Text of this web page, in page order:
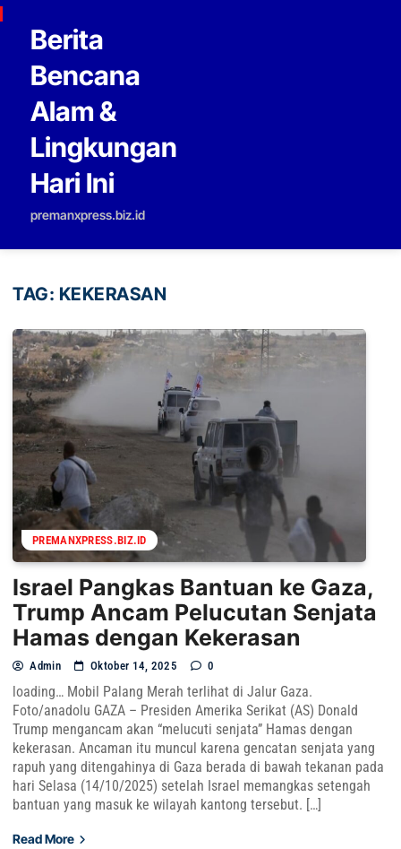
Skip to content
Berita
Bencana
Alam &
Lingkungan
Hari Ini
premanxpress.biz.id
TAG: KEKERASAN
PREMANXPRESS.BIZ.ID
Israel Pangkas Bantuan ke Gaza,
Trump Ancam Pelucutan Senjata
Hamas dengan Kekerasan
Admin Oktober 14, 2025 0
loading… Mobil Palang Merah terlihat di Jalur Gaza.
Foto/anadolu GAZA – Presiden Amerika Serikat (AS) Donald
Trump mengancam akan “melucuti senjata” Hamas dengan
kekerasan. Ancaman itu muncul karena gencatan senjata yang
rapuh yang ditengahinya di Gaza berada di bawah tekanan pada
hari Selasa (14/10/2025) setelah Israel memangkas setengah
bantuan yang masuk ke wilayah kantong tersebut. […]
Read More